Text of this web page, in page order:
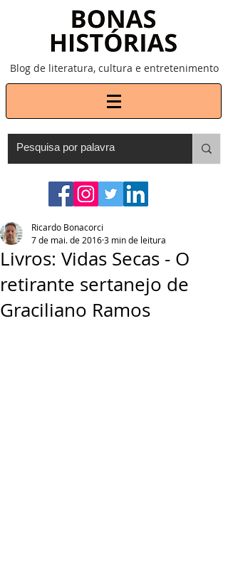
Blog de literatura, cultura e entretenimento
Livros: Vidas Secas - O
retirante sertanejo de
Graciliano Ramos
Ricardo Bonacorci
7 de mai. de 20163 min de leitura